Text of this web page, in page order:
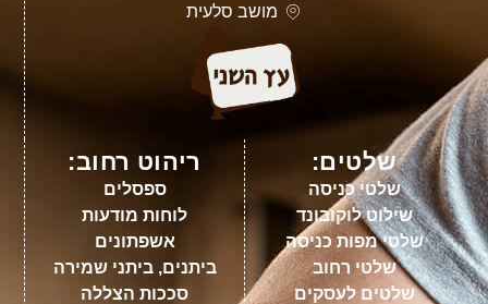
מושב סלעית
שלטים:
שלטי כניסה
שילוט לוקובונד
שלטי מפות כניסה
שלטי רחוב
שלטים לעסקים
ריהוט רחוב:
ספסלים
לוחות מודעות
אשפתונים
ביתנים, ביתני שמירה
סככות הצללה